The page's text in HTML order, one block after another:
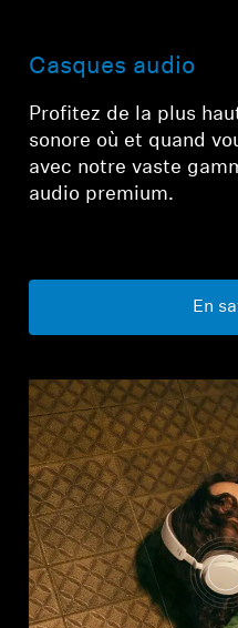
Casques audio
Profitez de la plus
sonore où et quand
avec notre vaste
audio premium.
En